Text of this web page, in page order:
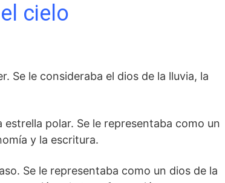
cielo
Se le consideraba el dios de la lluvia, la
polar. Se le representaba como un
y la escritura.
Se le representaba como un dios de la